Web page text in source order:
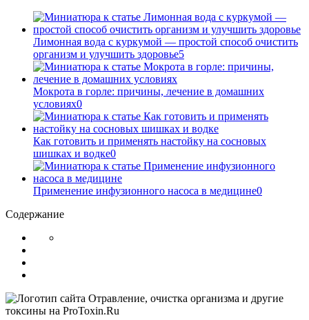
Лимонная вода с куркумой — простой способ очистить
организм и улучшить здоровье5
Мокрота в горле: причины, лечение в домашних
условиях0
Как готовить и применять настойку на сосновых
шишках и водке0
Применение инфузионного насоса в медицине0
Содержание